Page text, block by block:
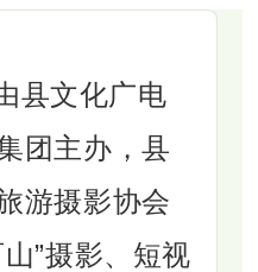
县文化广电
团主办，县
游摄影协会
”摄影、短视